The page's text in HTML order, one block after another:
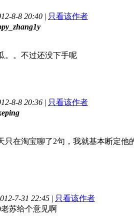
8-8 20:40 | 只看该作者
。。不过还没下手呢
8-8 20:36 | 只看该作者
在淘宝聊了2句，我就基本断定他
7-31 22:45 | 只看该作者
苏给个意见啊